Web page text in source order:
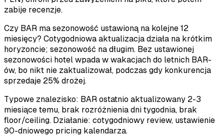
zabije recenzje.
Czy BAR ma sezonowość ustawioną na kolejne 12
miesięcy? Cotygodniowa aktualizacja działa na krótkim
horyzoncie; sezonowość na długim. Bez ustawionej
sezonowości hotel wpada w wakacjach do letnich BAR-
ów, bo nikt nie zaktualizował, podczas gdy konkurencja
sprzedaje 25% drożej.
Typowe znalezisko: BAR ostatnio aktualizowany 2-3
miesiące temu, brak rozróżnienia dni tygodnia, brak
floor/ceiling. Działanie: cotygodniowy review, ustawienie
90-dniowego pricing kalendarza.